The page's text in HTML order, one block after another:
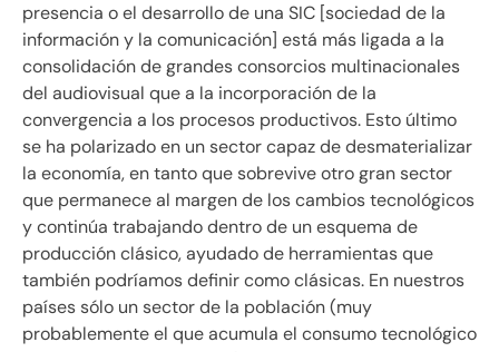
presencia o el desarrollo de una SIC [sociedad de la
información y la comunicación] está más ligada a la
consolidación de grandes consorcios multinacionales
del audiovisual que a la incorporación de la
convergencia a los procesos productivos. Esto último
se ha polarizado en un sector capaz de desmaterializar
la economía, en tanto que sobrevive otro gran sector
que permanece al margen de los cambios tecnológicos
y continúa trabajando dentro de un esquema de
producción clásico, ayudado de herramientas que
también podríamos definir como clásicas. En nuestros
países sólo un sector de la población (muy
probablemente el que acumula el consumo tecnológico